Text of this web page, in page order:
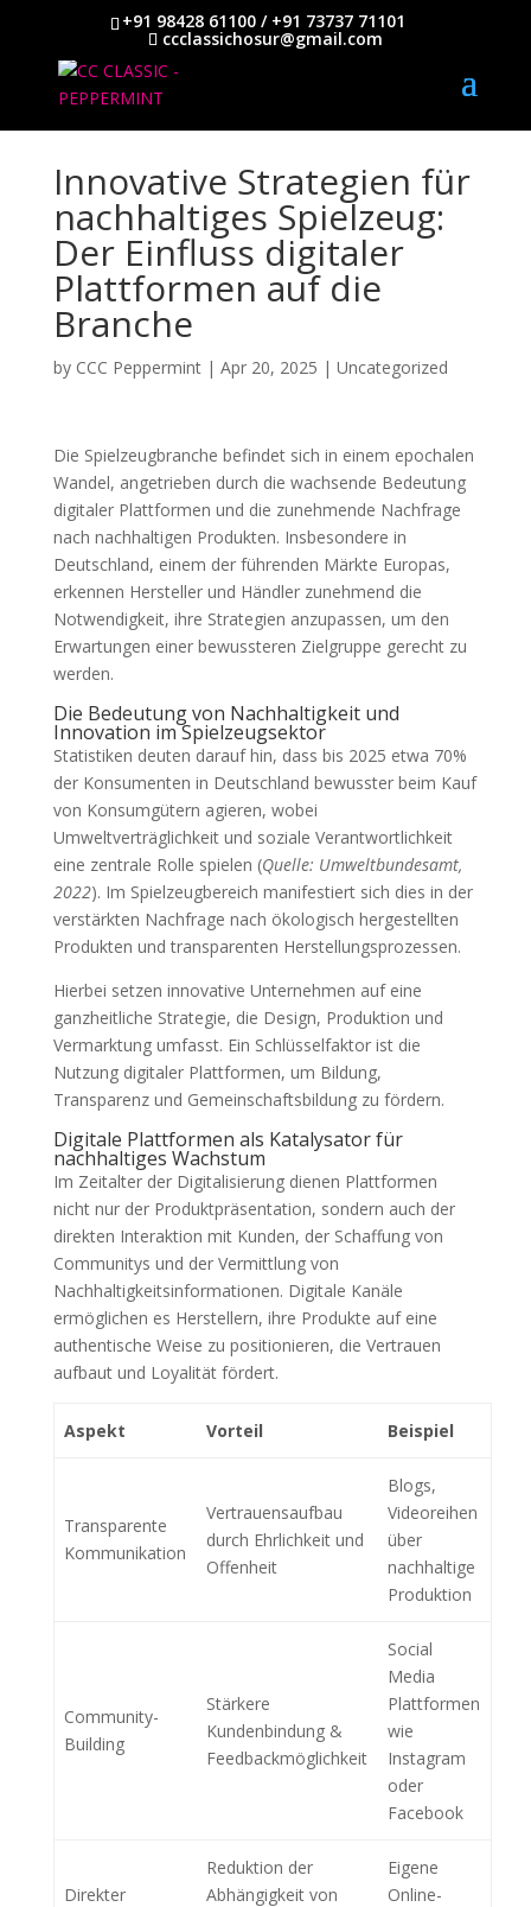
+91 98428 61100 / +91 73737 71101
ccclassichosur@gmail.com
Innovative Strategien für
nachhaltiges Spielzeug:
Der Einfluss digitaler
Plattformen auf die
Branche
by CCC Peppermint| Apr 20, 2025 | Uncategorized
Die Spielzeugbranche befindet sich in einem epochalen
Wandel, angetrieben durch die wachsende Bedeutung
digitaler Plattformen und die zunehmende Nachfrage
nach nachhaltigen Produkten. Insbesondere in
Deutschland, einem der führenden Märkte Europas,
erkennen Hersteller und Händler zunehmend die
Notwendigkeit, ihre Strategien anzupassen, um den
Erwartungen einer bewussteren Zielgruppe gerecht zu
werden.
Die Bedeutung von Nachhaltigkeit und
Innovation im Spielzeugsektor
Statistiken deuten darauf hin, dass bis 2025 etwa 70%
der Konsumenten in Deutschland bewusster beim Kauf
von Konsumgütern agieren, wobei
Umweltverträglichkeit und soziale Verantwortlichkeit
eine zentrale Rolle spielen (Quelle: Umweltbundesamt,
2022). Im Spielzeugbereich manifestiert sich dies in der
verstärkten Nachfrage nach ökologisch hergestellten
Produkten und transparenten Herstellungsprozessen.
Hierbei setzen innovative Unternehmen auf eine
ganzheitliche Strategie, die Design, Produktion und
Vermarktung umfasst. Ein Schlüsselfaktor ist die
Nutzung digitaler Plattformen, um Bildung,
Transparenz und Gemeinschaftsbildung zu fördern.
Digitale Plattformen als Katalysator für
nachhaltiges Wachstum
Im Zeitalter der Digitalisierung dienen Plattformen
nicht nur der Produktpräsentation, sondern auch der
direkten Interaktion mit Kunden, der Schaffung von
Communitys und der Vermittlung von
Nachhaltigkeitsinformationen. Digitale Kanäle
ermöglichen es Herstellern, ihre Produkte auf eine
authentische Weise zu positionieren, die Vertrauen
aufbaut und Loyalität fördert.
Aspekt Vorteil Beispiel
Transparente
Kommunikation
Vertrauensaufbau
durch Ehrlichkeit und
Offenheit
Blogs,
Videoreihen
über
nachhaltige
Produktion
Community-
Building
Stärkere
Kundenbindung &
Feedbackmöglichkeit
Social
Media
Plattformen
wie
Instagram
oder
Facebook
Direkter
Reduktion der
Abhängigkeit von
Eigene
Online-